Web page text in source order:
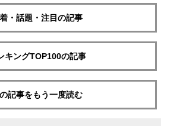
・話題・注目の記事
キングTOP100の記事
記事をもう一度読む